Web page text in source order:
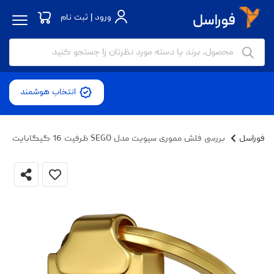
ورود | ثبت نام
انتخاب هوشمند
فوراسل بررسی فلش مموری سیویت مدل SEGO ظرفیت 16 گیگابایت